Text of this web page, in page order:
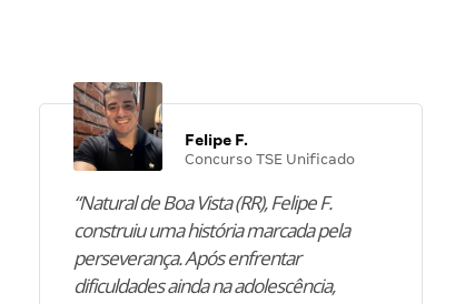
Felipe F.
Concurso TSE Unificado
“Natural de Boa Vista (RR), Felipe F.
construiu uma história marcada pela
perseverança. Após enfrentar
dificuldades ainda na adolescência,